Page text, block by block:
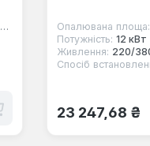
Опалювана площа:
Потужність: 12 кВт
Живлення: 220/
Спосіб
Звичайна ціна:
23 247,68 ₴